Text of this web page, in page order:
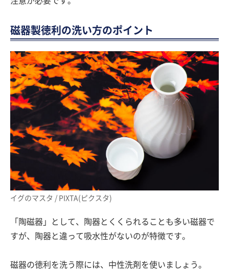
磁器製徳利の洗い方のポイント
イグのマスタ / PIXTA(ピクスタ)
「陶磁器」として、陶器とくくられることも多い磁器で
すが、陶器と違って吸水性がないのが特徴です。
磁器の徳利を洗う際には、中性洗剤を使いましょう。